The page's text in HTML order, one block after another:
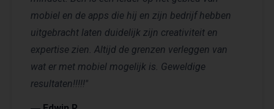
mobiel en de apps die hij en zijn bedrijf hebben
uitgebracht laten duidelijk zijn creativiteit en
expertise zien. Altijd de grenzen verleggen van
wat er met mobiel mogelijk is. Geweldige
resultaten!!!!!"